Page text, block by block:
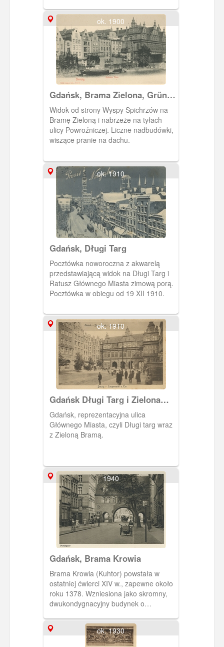
ok. 1900
Gdańsk, Brama Zielona, Grünes
Thor
Widok od strony Wyspy Spichrzów na
Bramę Zieloną i nabrzeże na tyłach
ulicy Powroźniczej. Liczne nadbudówki,
wiszące pranie na dachu.
ok. 1910
Gdańsk, Długi Targ
Pocztówka noworoczna z akwarelą
przedstawiającą widok na Długi Targ i
Ratusz Głównego Miasta zimową porą.
Pocztówka w obiegu od 19 XII 1910.
ok. 1910
Gdańsk Długi Targ i Zielona
Brama, Danzig Langermarkt
und Grünes Tor.
Gdańsk, reprezentacyjna ulica
Głównego Miasta, czyli Długi targ wraz
z Zieloną Bramą.
1940
Gdańsk, Brama Krowia
Brama Krowia (Kuhtor) powstała w
ostatniej ćwierci XIV w., zapewne około
roku 1378. Wzniesiona jako skromny,
dwukondygnacyjny budynek o
ulicy Ogarnej ku Motławie. Z czasem,
gdy stała się bezużyteczna jako obiekt
fortyfikacyjny, zamieniona została w
ok. 1930